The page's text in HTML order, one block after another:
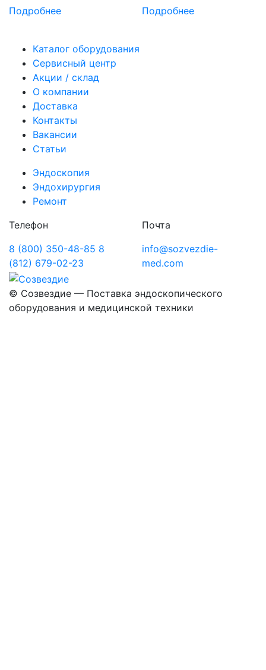
Подробнее Подробнее
Каталог оборудования
Сервисный центр
Акции / склад
О компании
Доставка
Контакты
Вакансии
Статьи
Эндоскопия
Эндохирургия
Ремонт
Телефон
8 (800) 350-48-85 8
(812) 679-02-23
Почта
info@sozvezdie-
med.com
© Созвездие — Поставка эндоскопического
оборудования и медицинской техники